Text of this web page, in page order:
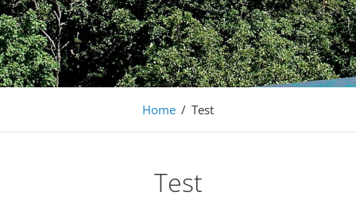
Barochaise
S'évader en famille entre vignobles et montagnes, en
Alsace à 20mn de Colmar
Home / Test
Test